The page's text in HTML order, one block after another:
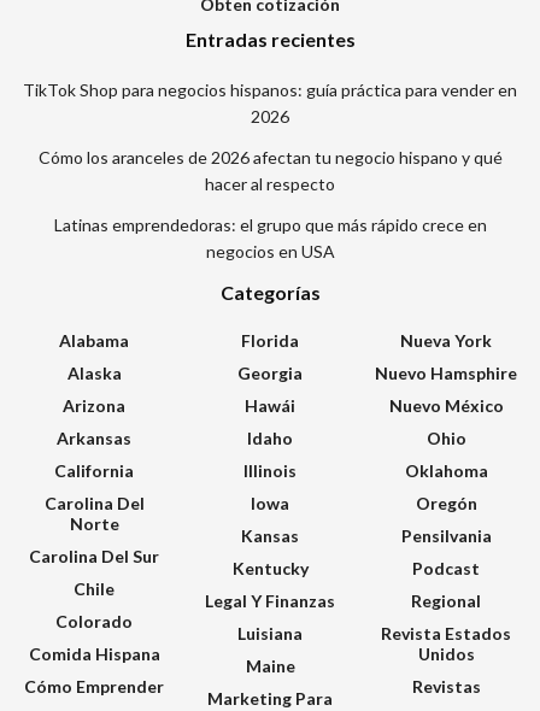
Obten cotización
Entradas recientes
TikTok Shop para negocios hispanos: guía práctica para vender en
2026
Cómo los aranceles de 2026 afectan tu negocio hispano y qué
hacer al respecto
Latinas emprendedoras: el grupo que más rápido crece en
negocios en USA
Categorías
Alabama
Alaska
Arizona
Arkansas
California
Carolina Del
Norte
Carolina Del Sur
Chile
Colorado
Comida Hispana
Cómo Emprender
Florida
Georgia
Hawái
Idaho
Illinois
Iowa
Kansas
Kentucky
Legal Y Finanzas
Luisiana
Maine
Marketing Para
Nueva York
Nuevo Hamsphire
Nuevo México
Ohio
Oklahoma
Oregón
Pensilvania
Podcast
Regional
Revista Estados
Unidos
Revistas